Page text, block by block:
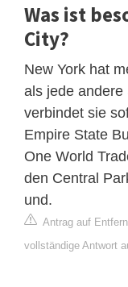
Was ist
City?
New York hat
als jede
verbindet sie
Empire State
One World
den Central
und.
Antrag auf
vollständige Antwort